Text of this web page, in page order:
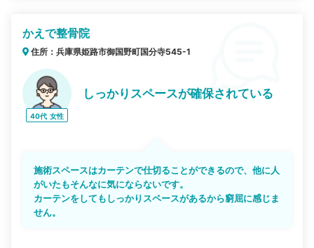
かえで整骨院
住所：兵庫県姫路市御国野町国分寺545-1
40代 女性
しっかりスペースが確保されている
施術スペースはカーテンで仕切ることができるので、他に人
がいたもそんなに気にならないです。
カーテンをしてもしっかりスペースがあるから窮屈に感じま
せん。